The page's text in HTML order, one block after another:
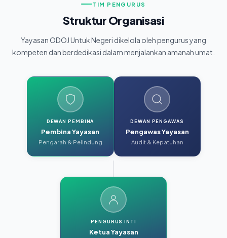
TIM PENGURUS
Struktur Organisasi
Yayasan ODOJ Untuk Negeri dikelola oleh pengurus yang
kompeten dan berdedikasi dalam menjalankan amanah umat.
DEWAN PEMBINA
Pembina Yayasan
Pengarah & Pelindung
DEWAN PENGAWAS
Pengawas Yayasan
Audit & Kepatuhan
PENGURUS INTI
Ketua Yayasan